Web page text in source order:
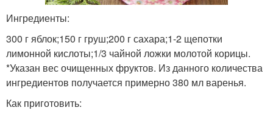
Ингредиенты:
300 г яблок;150 г груш;200 г сахара;1-2 щепотки
лимонной кислоты;1/3 чайной ложки молотой корицы.
*Указан вес очищенных фруктов. Из данного количества
ингредиентов получается примерно 380 мл варенья.
Как приготовить: